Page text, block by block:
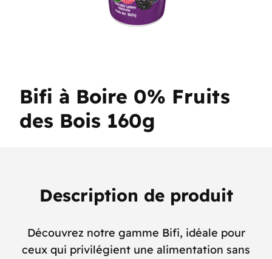
Bifi à Boire 0% Fruits
des Bois 160g
Description de produit
Découvrez notre gamme Bifi, idéale pour
ceux qui privilégient une alimentation sans